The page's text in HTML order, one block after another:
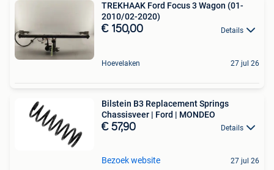
TREKHAAK Ford Focus 3 Wagon (01-
2010/02-2020)
€ 150,00 Details
Hoevelaken 27 jul 26
Bilstein B3 Replacement Springs
Chassisveer | Ford | MONDEO
€ 57,90 Details
Bezoek website 27 jul 26